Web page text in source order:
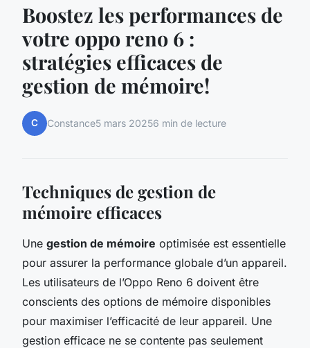
Boostez les performances de
votre oppo reno 6 :
stratégies efficaces de
gestion de mémoire!
C Constance5 mars 20256 min de lecture
Techniques de gestion de
mémoire efficaces
Une gestion de mémoire optimisée est essentielle
pour assurer la performance globale d’un appareil.
Les utilisateurs de l’Oppo Reno 6 doivent être
conscients des options de mémoire disponibles
pour maximiser l’efficacité de leur appareil. Une
gestion efficace ne se contente pas seulement